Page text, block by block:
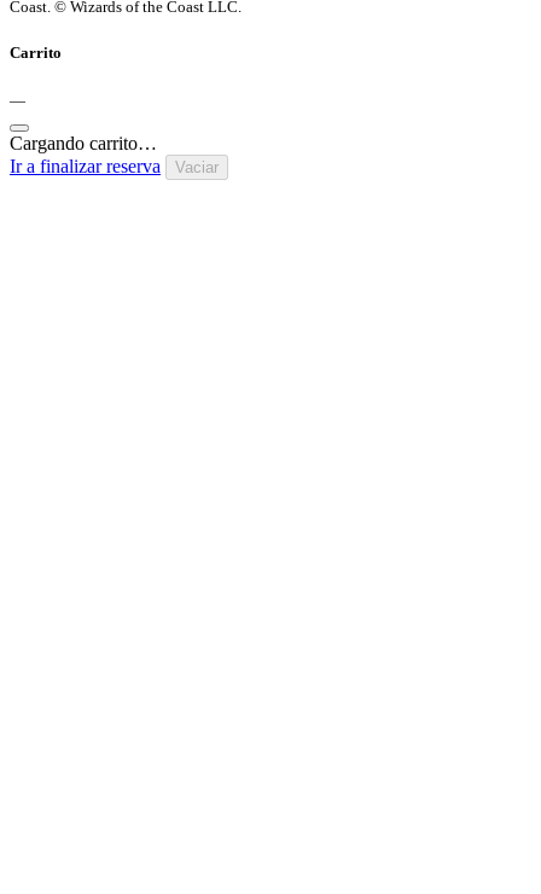
Coast. © Wizards of the Coast LLC.
Carrito
—
Cargando carrito…
Ir a finalizar reserva
Vaciar